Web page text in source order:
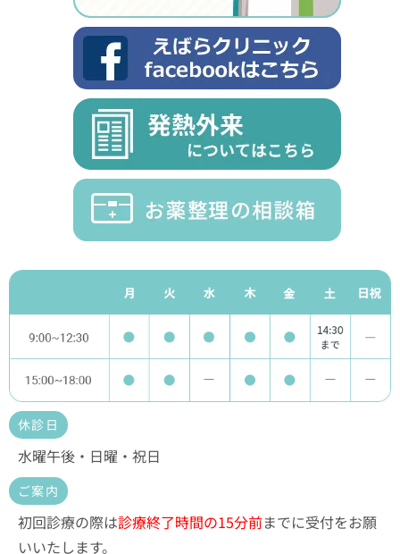
休診日
水曜午後・日曜・祝日
ご案内
初回診療の際は診療終了時間の15分前までに受付をお願
いいたします。